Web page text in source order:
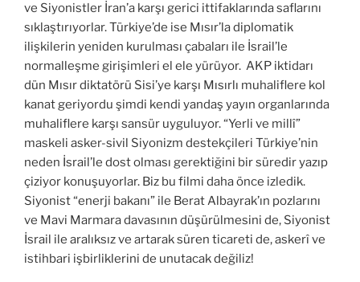
ve Siyonistler İran’a karşı gerici ittifaklarında saflarını
sıklaştırıyorlar. Türkiye’de ise Mısır’la diplomatik
ilişkilerin yeniden kurulması çabaları ile İsrail’le
normalleşme girişimleri el ele yürüyor. AKP iktidarı
dün Mısır diktatörü Sisi’ye karşı Mısırlı muhaliflere kol
kanat geriyordu şimdi kendi yandaş yayın organlarında
muhaliflere karşı sansür uyguluyor. “Yerli ve millî”
maskeli asker-sivil Siyonizm destekçileri Türkiye’nin
neden İsrail’le dost olması gerektiğini bir süredir yazıp
çiziyor konuşuyorlar. Biz bu filmi daha önce izledik.
Siyonist “enerji bakanı” ile Berat Albayrak’ın pozlarını
ve Mavi Marmara davasının düşürülmesini de, Siyonist
İsrail ile aralıksız ve artarak süren ticareti de, askerî ve
istihbari işbirliklerini de unutacak değiliz!